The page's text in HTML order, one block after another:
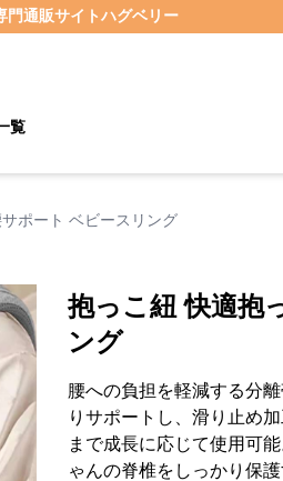
門通販サイトハグベリー
覧
ポート ベビースリング
抱っこ紐 快適抱
ング
腰への負担を軽減する分
りサポートし、滑り止め
まで成長に応じて使用可
ゃんの脊椎をしっかり保